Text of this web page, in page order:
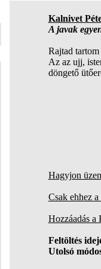
Kalnivet
A javak
Rajtad
Az az ujj,
döngető
Hagyjon
Csak ehhez
Hozzáadás
Feltöltés
Utolsó